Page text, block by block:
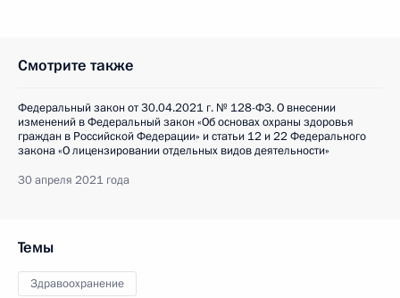
Смотрите также
Федеральный закон от 30.04.2021 г. № 128-ФЗ. О внесении
изменений в Федеральный закон «Об основах охраны здоровья
граждан в Российской Федерации» и статьи 12 и 22 Федерального
закона «О лицензировании отдельных видов деятельности»
30 апреля 2021 года
Темы
Здравоохранение